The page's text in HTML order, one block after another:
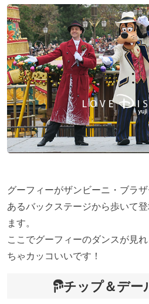
グーフィーがザンビーニ・ブラ
あるバックステージから歩いて
ます。
ここでグーフィーのダンスが見
ちゃカッコいいです！
チップ＆デー